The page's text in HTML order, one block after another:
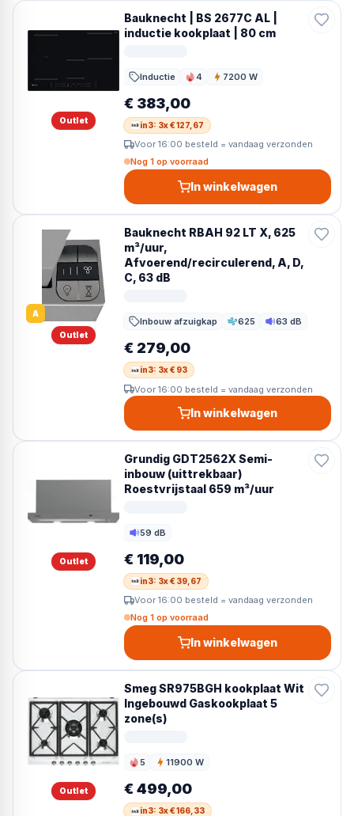
Outlet
Bauknecht | BS 2677C AL |
inductie kookplaat | 80 cm
Inductie 4
Kookzones7200 W
Vermogen
€ 383,00
in3: 3x € 127,67
Voor 16:00 besteld = vandaag verzonden
Nog 1 op voorraad
In winkelwagen
A
Outlet
Bauknecht RBAH 92 LT X, 625
m³/uur,
Afvoerend/recirculerend, A, D,
C, 63 dB
Inbouw afzuigkap 625
Zuigvermogen63 dB
Geluid
€ 279,00
in3: 3x € 93
Voor 16:00 besteld = vandaag verzonden
In winkelwagen
Outlet
Grundig GDT2562X Semi-
inbouw (uittrekbaar)
Roestvrijstaal 659 m³/uur
59 dB
Geluid
€ 119,00
in3: 3x € 39,67
Voor 16:00 besteld = vandaag verzonden
Nog 1 op voorraad
In winkelwagen
Outlet
Smeg SR975BGH kookplaat Wit
Ingebouwd Gaskookplaat 5
zone(s)
5
Kookzones11900 W
Vermogen
€ 499,00
in3: 3x € 166,33